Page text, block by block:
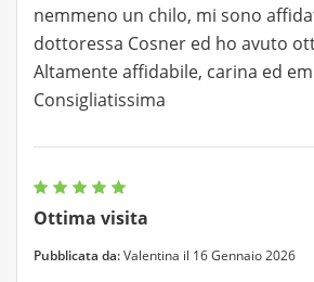
nemmeno un chilo, mi sono
dottoressa Cosner ed ho avuto
Altamente affidabile, carina ed
Consigliatissima
Ottima visita
Pubblicata da:Valentina il 16 Gennaio 2026